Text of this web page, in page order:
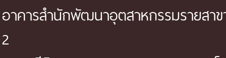
อาคารสำนักพัฒนาอุตสาหกรรมรายสา
2